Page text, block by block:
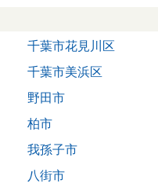
千葉市花見川区
千葉市美浜区
野田市
柏市
我孫子市
八街市